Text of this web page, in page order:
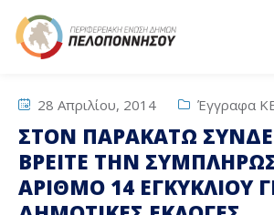
28 Απριλίου, 2014 Έγγραφα
ΣΤΟΝ ΠΑΡΑΚΑΤΩ
ΒΡΕΙΤΕ ΤΗΝ
ΑΡΙΘΜΟ 14 ΕΓΚΥΚΛΙΟΥ